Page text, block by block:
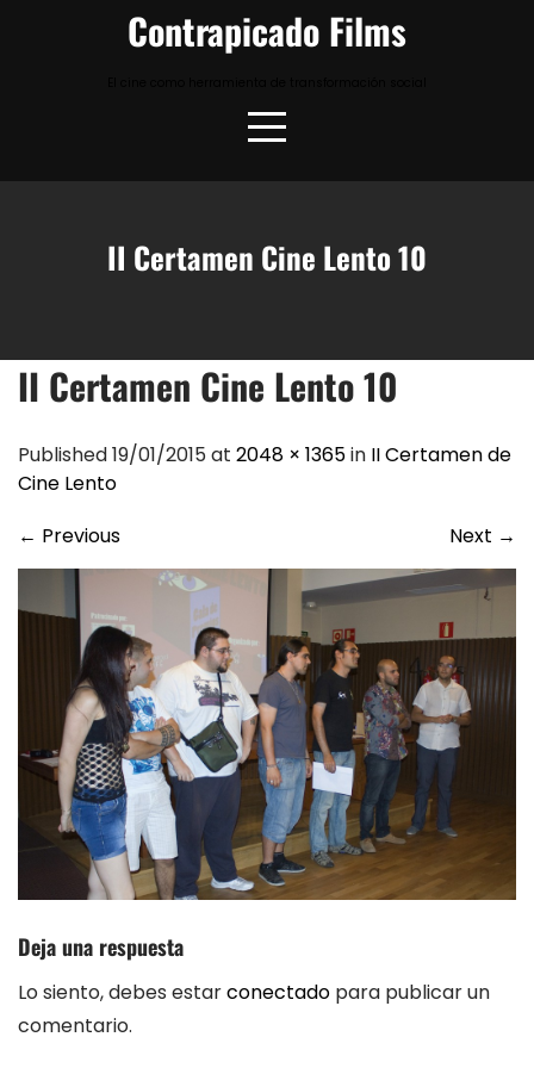
Contrapicado Films
II Certamen Cine Lento 10
II Certamen Cine Lento 10
Published 19/01/2015 at 2048 × 1365in II Certamen de
Cine Lento
← Previous Next →
Deja una respuesta
Lo siento, debes estarconectado para publicar un
comentario.